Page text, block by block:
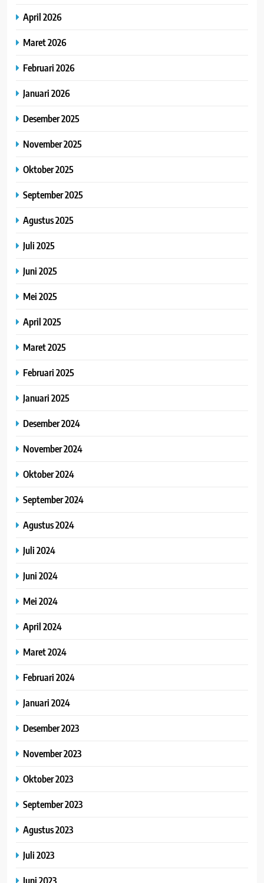
April 2026
Maret 2026
Februari 2026
Januari 2026
Desember 2025
November 2025
Oktober 2025
September 2025
Agustus 2025
Juli 2025
Juni 2025
Mei 2025
April 2025
Maret 2025
Februari 2025
Januari 2025
Desember 2024
November 2024
Oktober 2024
September 2024
Agustus 2024
Juli 2024
Juni 2024
Mei 2024
April 2024
Maret 2024
Februari 2024
Januari 2024
Desember 2023
November 2023
Oktober 2023
September 2023
Agustus 2023
Juli 2023